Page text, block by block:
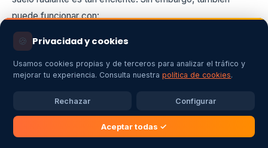
puede funcionar con:
Radiadores de baja temperatura.
Fancoils.
Radiadores existentes, si están sobredimensionados.
Sistemas mixtos.
La pregunta no es “¿tengo radiadores?”, sino “¿qué
🍪 Privacidad y cookies
Usamos cookies propias y de terceros para analizar el tráfico y
mejorar tu experiencia. Consulta nuestrapolítica de cookies.
Rechazar Configurar
Aceptar todas ✓